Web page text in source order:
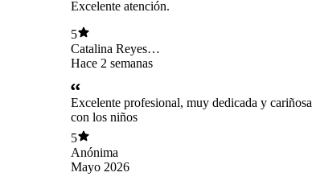
Excelente atención.
5
Catalina Reyes
Droguett
Hace 2 semanas
Excelente profesional, muy dedicada y cariñosa
con los niños
5
Anónima
Mayo 2026